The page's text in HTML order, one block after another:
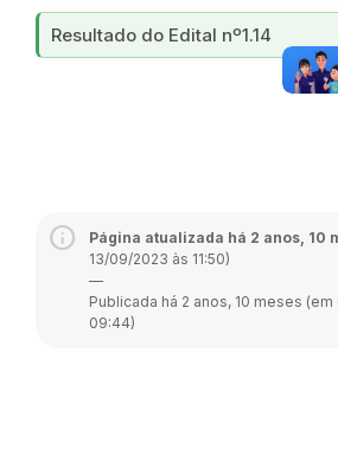
Resultado do Edital nº1.14
Página atualizada há 2 anos, 10
13/09/2023 às 11:50)
—
Publicada há 2 anos, 10 meses
09:44)